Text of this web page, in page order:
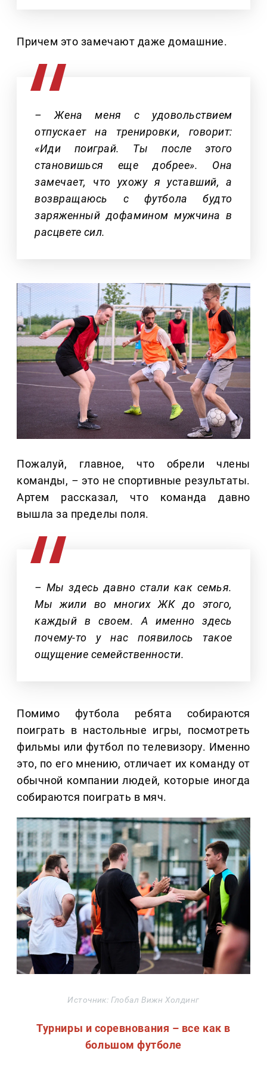
Причем это замечают даже домашние.
– Жена меня с удовольствием
отпускает на тренировки, говорит:
«Иди поиграй. Ты после этого
становишься еще добрее». Она
замечает, что ухожу я уставший, а
возвращаюсь с футбола будто
заряженный дофамином мужчина в
расцвете сил.
Пожалуй, главное, что обрели члены
команды, – это не спортивные результаты.
Артем рассказал, что команда давно
вышла за пределы поля.
– Мы здесь давно стали как семья.
Мы жили во многих ЖК до этого,
каждый в своем. А именно здесь
почему-то у нас появилось такое
ощущение семейственности.
Помимо футбола ребята собираются
поиграть в настольные игры, посмотреть
фильмы или футбол по телевизору. Именно
это, по его мнению, отличает их команду от
обычной компании людей, которые иногда
собираются поиграть в мяч.
Источник: Глобал Вижн Холдинг
Турниры и соревнования – все как в
большом футболе